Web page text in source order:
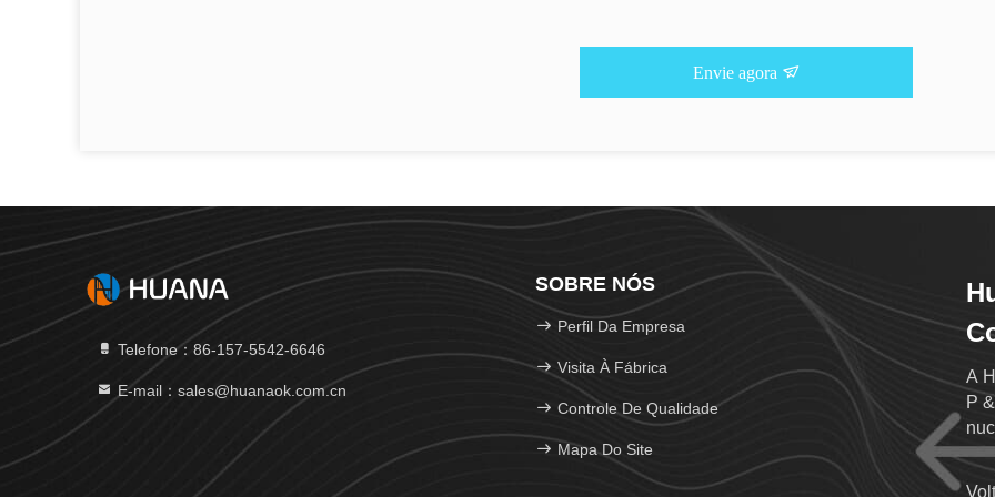
Envie agora
Telefone：86-157-5542-6646
E-mail：sales@huanaok.com.cn
SOBRE NÓS
Perfil Da Empresa
Visita À Fábrica
Controle De Qualidade
Mapa Do Site
A
P